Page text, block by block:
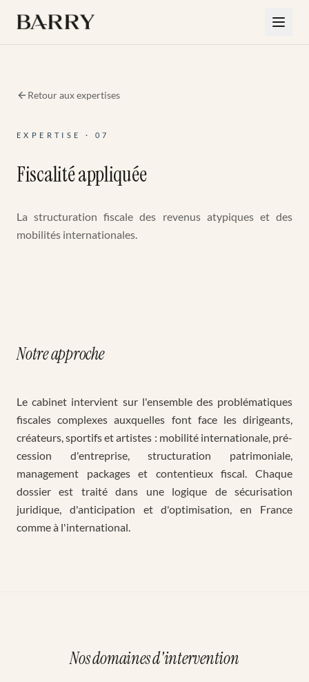
Retour aux expertises
EXPERTISE · 07
Fiscalité appliquée
La structuration fiscale des revenus atypiques et des
mobilités internationales.
Notre approche
Le cabinet intervient sur l'ensemble des problématiques
fiscales complexes auxquelles font face les dirigeants,
créateurs, sportifs et artistes : mobilité internationale, pré-
cession d'entreprise, structuration patrimoniale,
management packages et contentieux fiscal. Chaque
dossier est traité dans une logique de sécurisation
juridique, d'anticipation et d'optimisation, en France
comme à l'international.
Nos domaines d'intervention